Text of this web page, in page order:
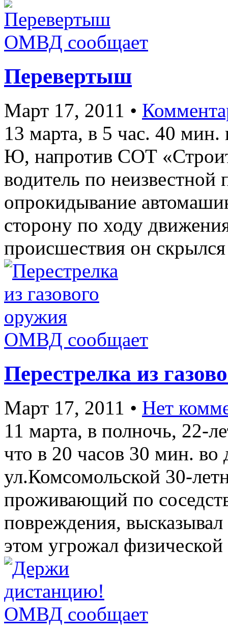
ОМВД сообщает
Перевертыш
Март 17, 2011 •
13 марта, в 5 час. 40
Ю, напротив СОТ
водитель по
опрокидывание
сторону по ходу
происшествия он
ОМВД сообщает
Перестрелка из
Март 17, 2011 • Нет
11 марта, в полночь, 22-
что в 20 часов 30 мин.
ул.Комсомольской 30-
проживающий по
повреждения,
этом угрожал физической
ОМВД сообщает